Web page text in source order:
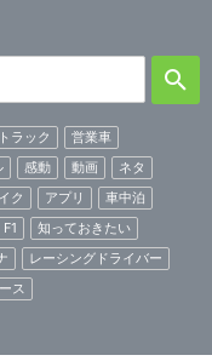
ラック
営業車
感動 動画
ネタ
ク アプリ
車中泊
F1
知っておきたい
レーシングドライバー
ス